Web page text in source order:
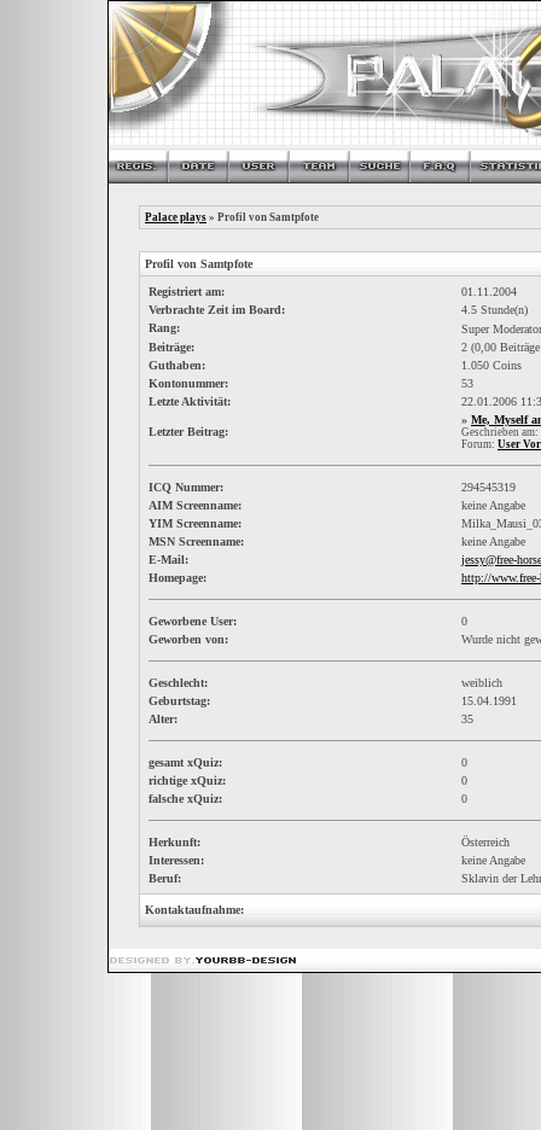
Palace plays » Profil von Samtpfote
Profil von Samtpfote
Registriert am:
01.11.2004
Verbrachte Zeit im Board:
4.5 Stunde(n)
Rang:
Super
Beiträge:
2 (0,00
Guthaben:
1.050 Coins
Kontonummer:
53
Letzte Aktivität:
22.01.2006
Letzter Beitrag:
» Me, Myself
Geschrieben
Forum: User
ICQ Nummer:
294545319
AIM Screenname:
keine Angabe
YIM Screenname:
MSN Screenname:
keine Angabe
E-Mail:
jessy@free-
Homepage:
http://www.free-
Geworbene User:
0
Geworben von:
Wurde nicht
Geschlecht:
weiblich
Geburtstag:
15.04.1991
Alter:
35
gesamt xQuiz:
0
richtige xQuiz:
0
falsche xQuiz:
0
Herkunft:
Österreich
Interessen:
keine Angabe
Beruf:
Sklavin der
Kontaktaufnahme: